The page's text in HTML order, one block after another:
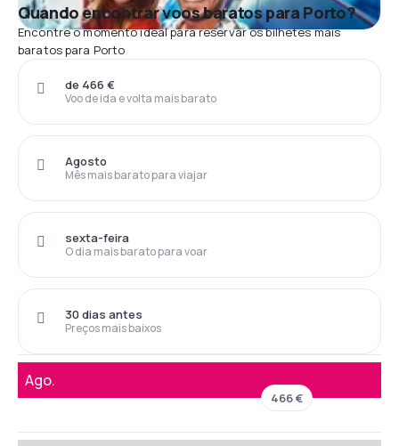
Quando encontrar voos baratos para Porto?
Encontre o momento ideal para reservar os bilhetes mais
baratos para Porto
Voo de ida e volta mais barato
de 466 €
Mês mais barato para viajar
Agosto
O dia mais barato para voar
sexta-feira
Preços mais baixos
30 dias antes
Ago.
466 €